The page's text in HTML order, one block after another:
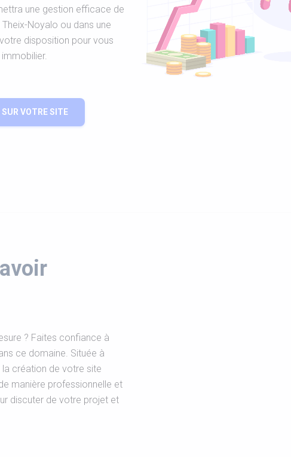
une gestion efficace de
Noyalo ou dans une
disposition pour vous
SUR VOTRE SITE
? Faites confiance à
ce domaine. Située à
création de votre site
manière professionnelle et
discuter de votre projet et